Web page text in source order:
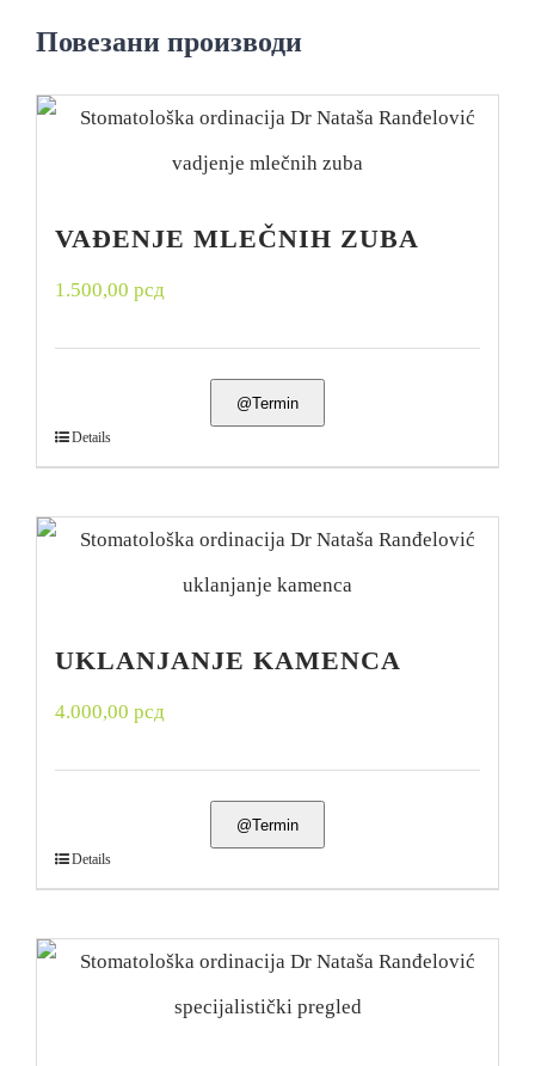
Повезани производи
VAĐENJE MLEČNIH ZUBA
1.500,00 рсд
@Termin
Details
UKLANJANJE KAMENCA
4.000,00 рсд
@Termin
Details